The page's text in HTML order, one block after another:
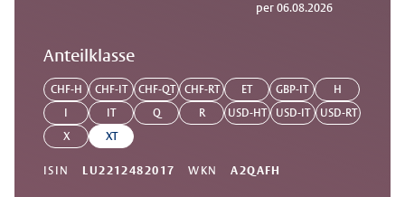
per 06.08.2026
Anteilklasse
CHF-H CHF-IT CHF-QT CHF-RT ET GBP-IT
H
IT Q R USD-HT USD-IT
USD-RT
X
XT
ISIN LU2212482017 WKN A2QAFH